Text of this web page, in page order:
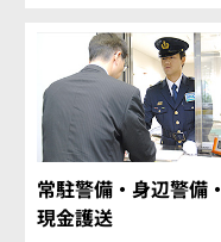
常駐警備・身辺警備・
現金護送